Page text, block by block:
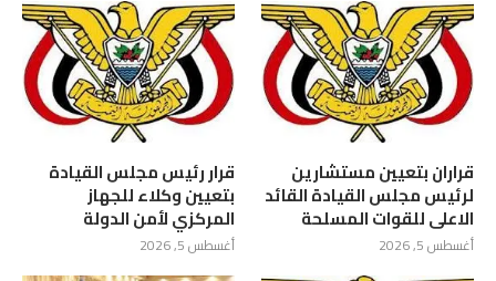
قراران بتعيين مستشارين
لرئيس مجلس القيادة القائد
الاعلى للقوات المسلحة
أغسطس 5, 2026
قرار رئيس مجلس القيادة
بتعيين وكلاء للجهاز
المركزي لأمن الدولة
أغسطس 5, 2026